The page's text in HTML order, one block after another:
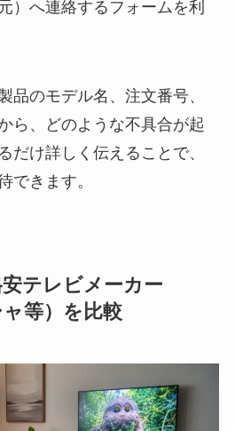
）へ連絡するフォームを利
品のモデル名、注文番号、
ら、どのような不具合が起
だけ詳しく伝えることで、
できます。
テレビメーカー
ャ等）を比較